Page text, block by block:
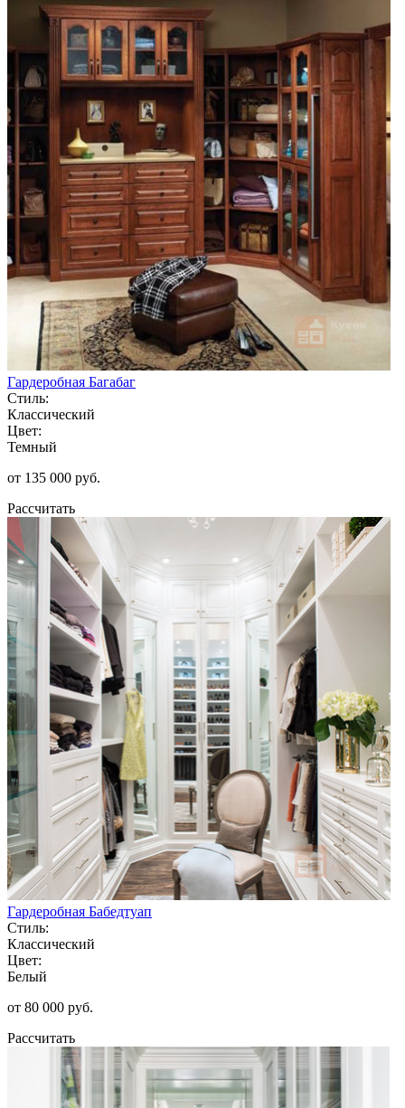
Гардеробная Багабаг
Стиль:
Классический
Цвет:
Темный
от 135 000 руб.
Рассчитать
Гардеробная Бабедтуап
Стиль:
Классический
Цвет:
Белый
от 80 000 руб.
Рассчитать